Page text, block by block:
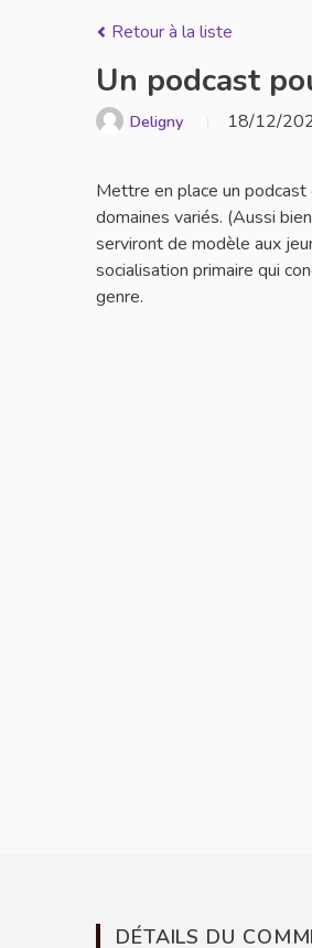
Retour à la liste
Un podcast
Deligny 18/12/
Mettre en place un
domaines variés. (Aussi
serviront de modèle aux
socialisation primaire qui
genre.
DÉTAILS DU